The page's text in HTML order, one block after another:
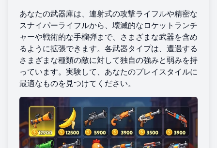
あなたの武器庫は、連射式の攻撃ライフルや精密な
スナイパーライフルから、壊滅的なロケットランチ
ャーや戦術的な手榴弾まで、さまざまな武器を含め
るように拡張できます。各武器タイプは、遭遇する
さまざまな種類の敵に対して独自の強みと弱みを持
っています。実験して、あなたのプレイスタイルに
最適なものを見つけてください。